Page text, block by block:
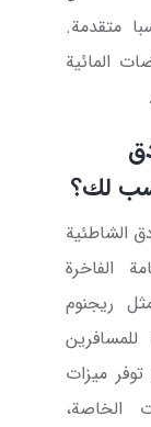
متقدمة.
المائية
لك؟
الشاطئية
الفاخرة
ريجنوم
ميزات
الخاصة،